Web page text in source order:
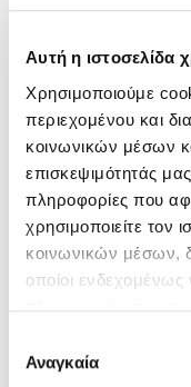
Αυτή η ιστοσελίδα
Χρησιμοποιούμε
περιεχομένου και
κοινωνικών μέσων
επισκεψιμότητάς
πληροφορίες που
χρησιμοποιείτε τον
κοινωνικών μέσων,
οποίοι
των υπηρεσιών τους.
συγκατάθεσης
Αναγκαία
Τσίπουρο
70.50€
91